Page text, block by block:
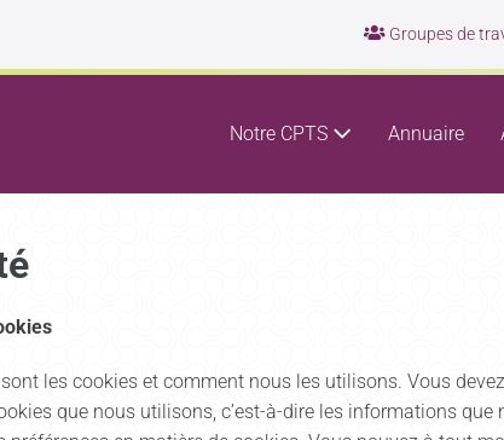
Groupes de
Notre CPTS Annuaire
les cookies et comment nous les utilisons. Vous
que nous utilisons, c’est-à-dire les informations